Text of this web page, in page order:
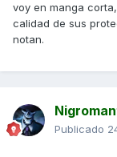
voy en manga
calidad de sus
notan.
Publicado